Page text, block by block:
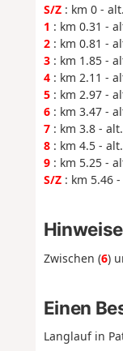
S/Z: km 0 -
1 : km 0.31 -
2: km 0.81 -
3: km 1.85 -
4: km 2.11 -
5: km 2.97 -
6: km 3.47 -
7: km 3.8 -
8: km 4.5 -
9: km 5.25 -
S/Z: km 5.46 -
Hinweise
Zwischen (6)
Einen
Langlauf in